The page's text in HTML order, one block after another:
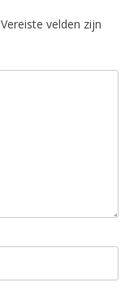
Vereiste velden zijn